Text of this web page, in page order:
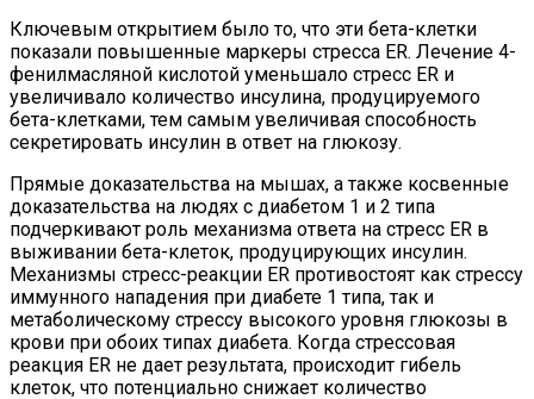
Ключевым открытием было то, что эти бета-клетки
показали повышенные маркеры стресса ER. Лечение 4-
фенилмасляной кислотой уменьшало стресс ER и
увеличивало количество инсулина, продуцируемого
бета-клетками, тем самым увеличивая способность
секретировать инсулин в ответ на глюкозу.
Прямые доказательства на мышах, а также косвенные
доказательства на людях с диабетом 1 и 2 типа
подчеркивают роль механизма ответа на стресс ER в
выживании бета-клеток, продуцирующих инсулин.
Механизмы стресс-реакции ER противостоят как стрессу
иммунного нападения при диабете 1 типа, так и
метаболическому стрессу высокого уровня глюкозы в
крови при обоих типах диабета. Когда стрессовая
реакция ER не дает результата, происходит гибель
клеток, что потенциально снижает количество